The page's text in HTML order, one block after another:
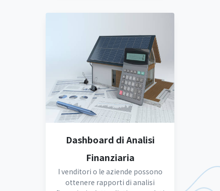
Dashboard di Analisi
Finanziaria
I venditori o le aziende possono
ottenere rapporti di analisi